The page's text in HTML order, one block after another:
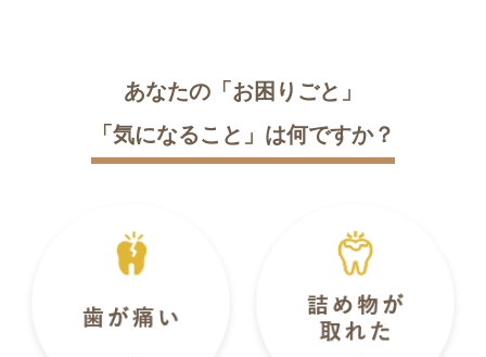
あなたの「お困りごと」
「気になること」は何ですか？